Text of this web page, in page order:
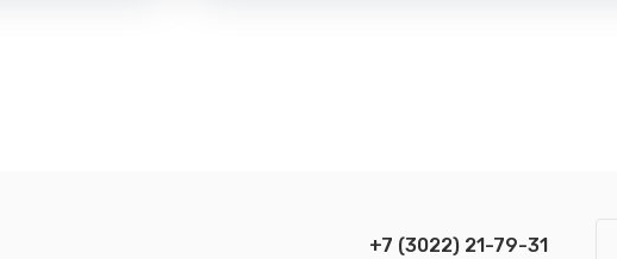
+7 (3022) 21-79-31